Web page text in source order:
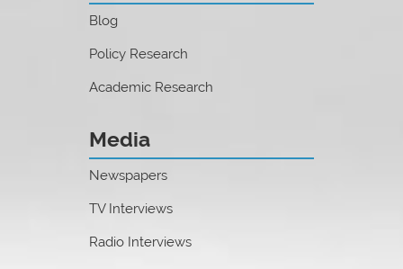
Blog
Policy Research
Academic Research
Media
Newspapers
TV Interviews
Radio Interviews